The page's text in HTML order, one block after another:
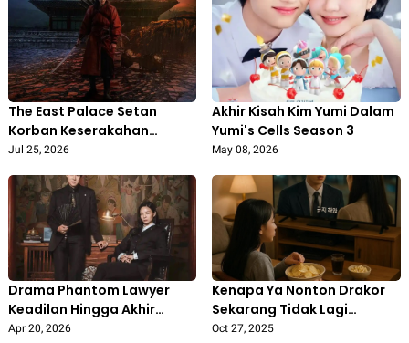
The East Palace Setan
Korban Keserakahan
Manusia
Jul 25, 2026
Akhir Kisah Kim Yumi Dalam
Yumi's Cells Season 3
May 08, 2026
Drama Phantom Lawyer
Keadilan Hingga Akhir
Hayat
Apr 20, 2026
Kenapa Ya Nonton Drakor
Sekarang Tidak Lagi
Menarik
Oct 27, 2025